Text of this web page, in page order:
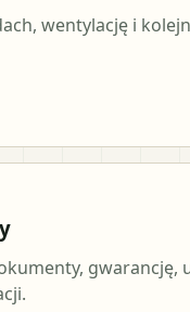
wentylację i
gwarancję,